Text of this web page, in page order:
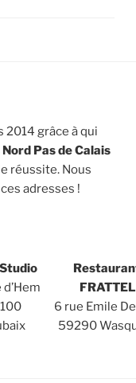
2014 grâce à qui
Nord Pas de Calais
réussite. Nous
adresses !
6 rue Emile
59290